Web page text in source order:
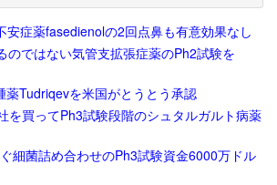
安症薬fasedienolの2回点鼻も有意効果なし
のではない気管支拡張症薬のPh2試験を
薬Tudriqevを米国がとうとう承認
を買ってPh3試験段階のシュタルガルト病薬
細菌詰め合わせのPh3試験資金6000万ドル